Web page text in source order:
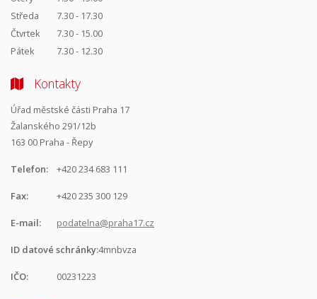
Středa
7.30 - 17.30
Čtvrtek
7.30 - 15.00
Pátek
7.30 - 12.30
Kontakty
Úřad městské části Praha 17
Žalanského 291/12b
163 00 Praha - Řepy
Telefon: +420 234 683 111
Fax: +420 235 300 129
E-mail: podatelna@praha17.cz
ID datové schránky:4mnbvza
IČO: 00231223